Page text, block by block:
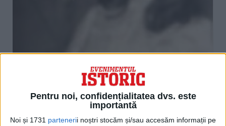
Pentru noi, confidențialitatea dvs. este
importantă
Noi și 1731 partenerii noștri stocăm și/sau accesăm informații pe
Constantin „Dinu” Dobrescu, zis Năsosul, și-a înscenat
arestarea de către Securitate
Un dosar din arhiva fostei Securități ne prezintă o poveste
spectaculoasă de viață din care nu înțelegi că nu există aparat
represiv...